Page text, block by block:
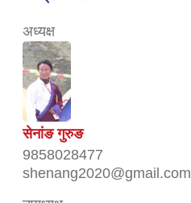
अध्यक्ष
सेनांङ गुरुङ
9858028477
shenang2020@gmail.com